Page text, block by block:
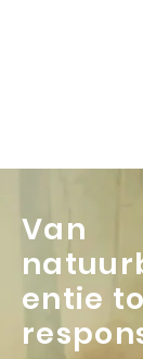
Van
entie